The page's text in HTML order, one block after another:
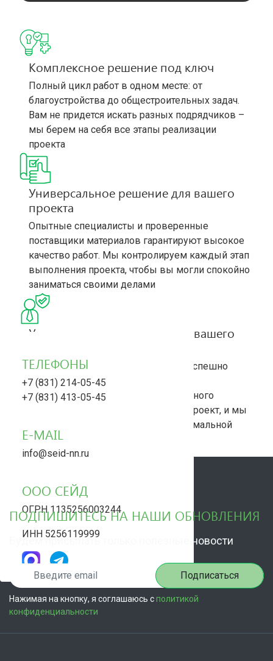
Комплексное решение под ключ
Полный цикл работ в одном месте: от
благоустройства до общестроительных задач.
Вам не придется искать разных подрядчиков –
мы берем на себя все этапы реализации
проекта
Универсальное решение для вашего
проекта
Опытные специалисты и проверенные
поставщики материалов гарантируют высокое
качество работ. Мы контролируем каждый этап
выполнения проекта, чтобы вы могли спокойно
заниматься своими делами
Универсальное решение для вашего
Многолетний опыт позволяет нам успешно
реализовывать любые задачи – от
ландшафтного дизайна до капитального
строительства. Доверьте нам ваш проект, и мы
воплотим его в реальность с максимальной
эффективностью
ТЕЛЕФОНЫ
+7 (831) 214-05-45
+7 (831) 413-05-45
E-MAIL
info@seid-nn.ru
ООО СЕЙД
ОГРН 1135256003244
ИНН 5256119999
ПОДПИШИТЕСЬ НА НАШИ ОБНОВЛЕНИЯ
Будем присылать только полезные новости
Подписаться
Нажимая на кнопку, я соглашаюсь сполитикой
конфиденциальности